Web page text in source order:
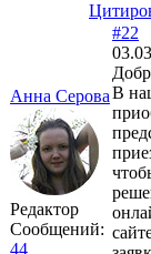
Анна Серова
Редактор
Сообщений:
44
#22
В